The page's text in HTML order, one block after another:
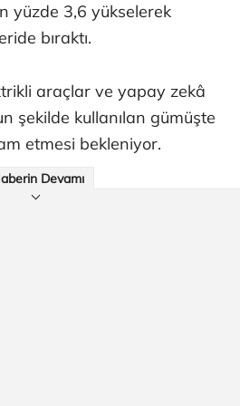
yüzde 3,6 yükselerek
bıraktı.
araçlar ve yapay zekâ
şekilde kullanılan gümüşte
etmesi bekleniyor.
Devamı